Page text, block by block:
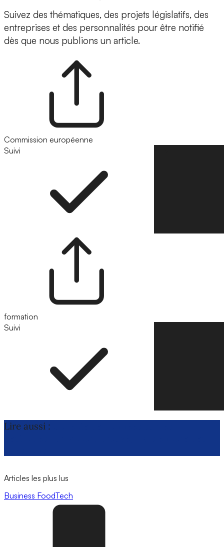
Suivez des thématiques, des projets législatifs, des
entreprises et des personnalités pour être notifié
dès que nous publions un article.
Commission européenne
Suivi
formation
Suivi
Lire aussi :
Articles les plus lus
Business FoodTech